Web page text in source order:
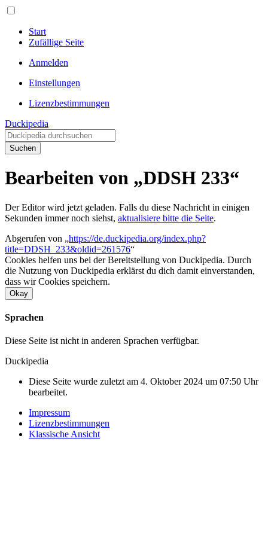
Start
Zufällige Seite
Anmelden
Einstellungen
Lizenzbestimmungen
Duckipedia
Suchen
Bearbeiten von „DDSH 233“
Der Editor wird jetzt geladen. Falls du diese Nachricht in einigen
Sekunden immer noch siehst, aktualisiere bitte die Seite.
Abgerufen von „https://de.duckipedia.org/index.php?
title=DDSH_233&oldid=261576“
Cookies helfen uns bei der Bereitstellung von Duckipedia. Durch
die Nutzung von Duckipedia erklärst du dich damit einverstanden,
dass wir Cookies speichern.
Okay
Sprachen
Diese Seite ist nicht in anderen Sprachen verfügbar.
Duckipedia
Diese Seite wurde zuletzt am 4. Oktober 2024 um 07:50 Uhr
bearbeitet.
Impressum
Lizenzbestimmungen
Klassische Ansicht